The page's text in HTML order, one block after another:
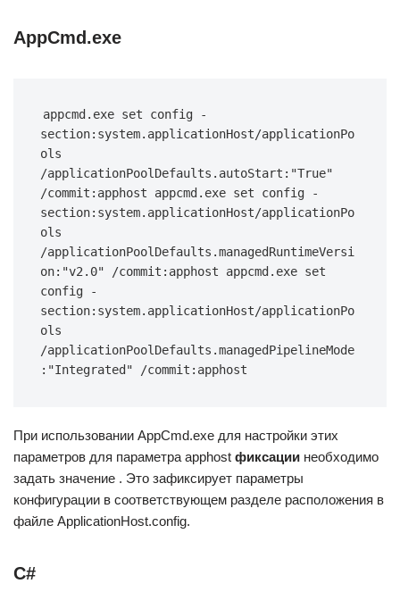
AppCmd.exe
appcmd.exe set config -
section:system.applicationHost/applicationPo
ols
/applicationPoolDefaults.autoStart:"True"
/commit:apphost appcmd.exe set config -
section:system.applicationHost/applicationPo
ols
/applicationPoolDefaults.managedRuntimeVersi
on:"v2.0" /commit:apphost appcmd.exe set
config -
section:system.applicationHost/applicationPo
ols
/applicationPoolDefaults.managedPipelineMode
:"Integrated" /commit:apphost
При использовании AppCmd.exe для настройки этих
параметров для параметра apphost фиксации необходимо
задать значение . Это зафиксирует параметры
конфигурации в соответствующем разделе расположения в
файле ApplicationHost.config.
C#